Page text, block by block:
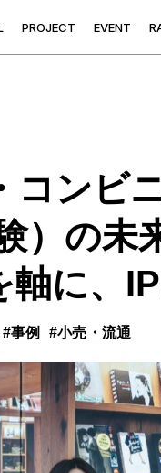
PROJECT EVENT R
コンビ
）の未
軸に、
#事例 #小売・流通